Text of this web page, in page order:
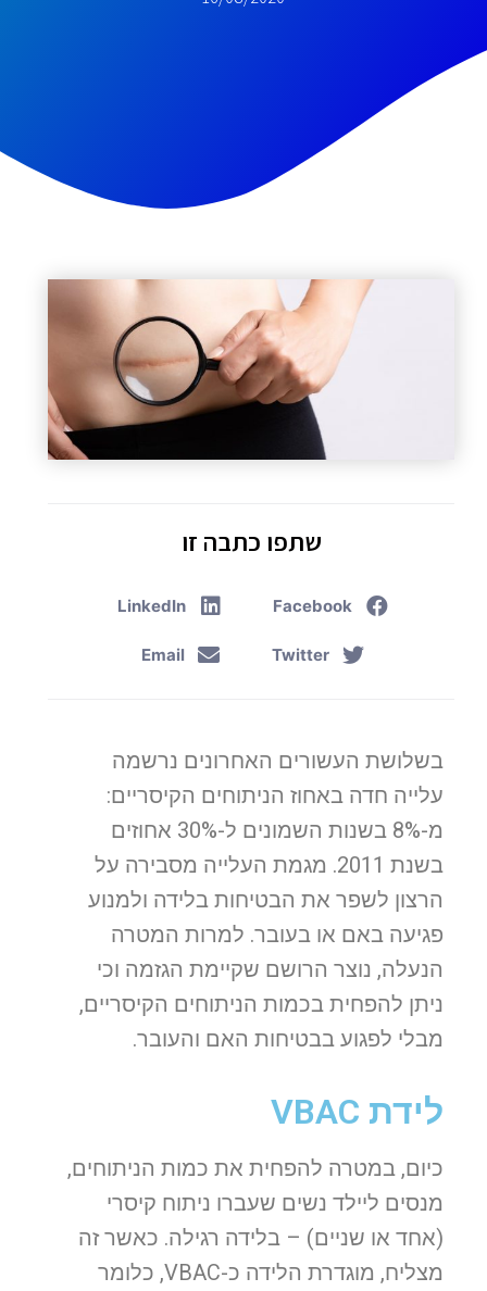
שתפו כתבה זו
Facebook
LinkedIn
Twitter
Email
בשלושת העשורים האחרונים נרשמה
עלייה חדה באחוז הניתוחים הקיסריים:
מ-8% בשנות השמונים ל-30% אחוזים
בשנת 2011. מגמת העלייה מסבירה על
הרצון לשפר את הבטיחות בלידה ולמנוע
פגיעה באם או בעובר. למרות המטרה
הנעלה, נוצר הרושם שקיימת הגזמה וכי
ניתן להפחית בכמות הניתוחים הקיסריים,
מבלי לפגוע בבטיחות האם והעובר.
לידת VBAC
כיום, במטרה להפחית את כמות הניתוחים,
מנסים ליילד נשים שעברו ניתוח קיסרי
(אחד או שניים) – בלידה רגילה. כאשר זה
מצליח, מוגדרת הלידה כ-VBAC, כלומר